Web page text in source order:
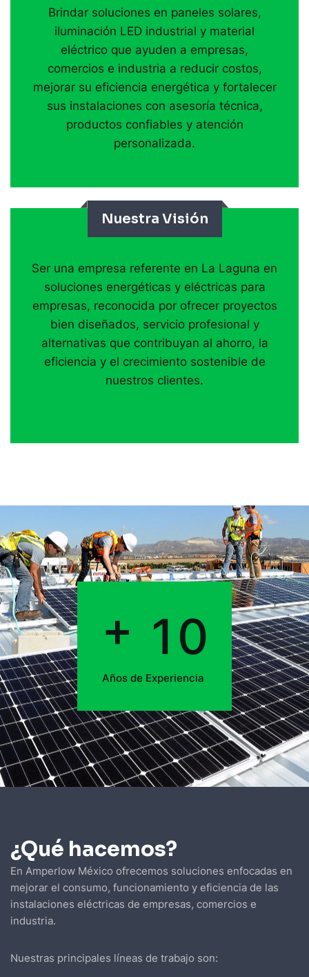
Brindar soluciones en paneles solares,
iluminación LED industrial y material
eléctrico que ayuden a empresas,
comercios e industria a reducir costos,
mejorar su eficiencia energética y fortalecer
sus instalaciones con asesoría técnica,
productos confiables y atención
personalizada.
Nuestra Visión
Ser una empresa referente en La Laguna en
soluciones energéticas y eléctricas para
empresas, reconocida por ofrecer proyectos
bien diseñados, servicio profesional y
alternativas que contribuyan al ahorro, la
eficiencia y el crecimiento sostenible de
nuestros clientes.
+ 1 0
Años de Experiencia
¿Qué hacemos?
En Amperlow México ofrecemos soluciones enfocadas en
mejorar el consumo, funcionamiento y eficiencia de las
instalaciones eléctricas de empresas, comercios e
industria.
Nuestras principales líneas de trabajo son: